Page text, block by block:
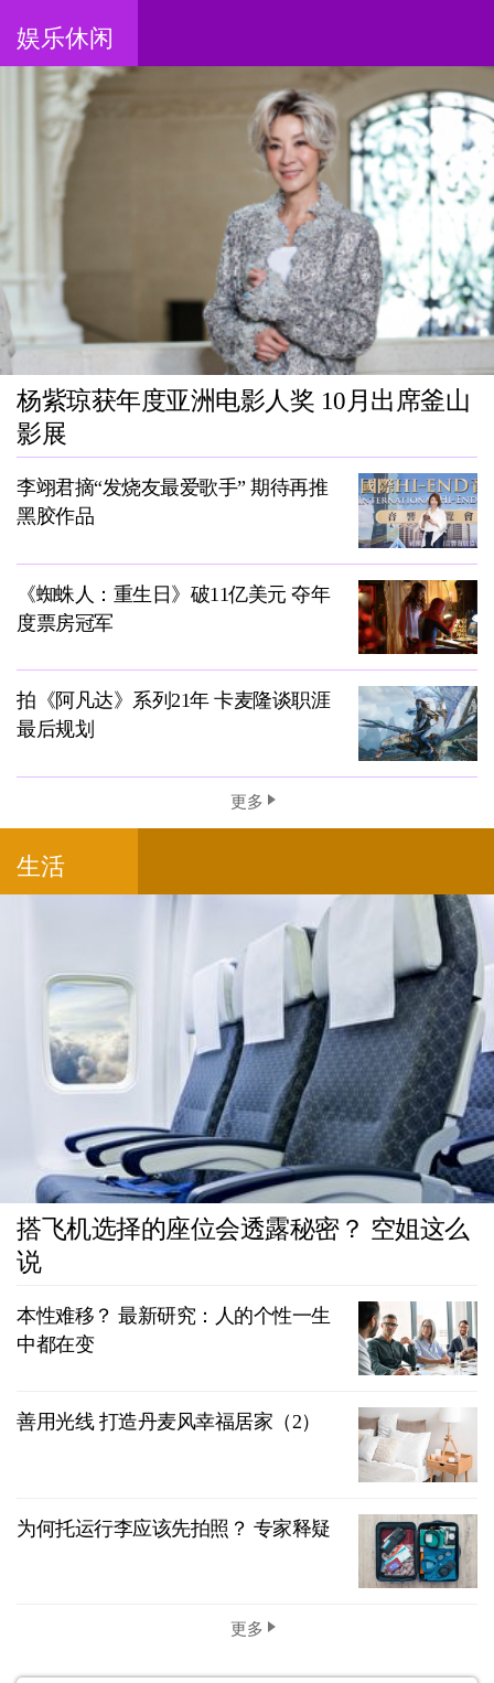
娱乐休闲
杨紫琼获年度亚洲电影人奖 10月出席釜山
影展
李翊君摘“发烧友最爱歌手” 期待再推
黑胶作品
《蜘蛛人：重生日》破11亿美元 夺年
度票房冠军
拍《阿凡达》系列21年 卡麦隆谈职涯
最后规划
更多
生活
搭飞机选择的座位会透露秘密？ 空姐这么
说
本性难移？ 最新研究：人的个性一生
中都在变
善用光线 打造丹麦风幸福居家（2）
为何托运行李应该先拍照？ 专家释疑
更多